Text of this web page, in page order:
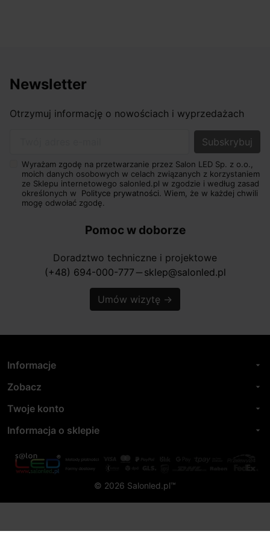
Newsletter
Otrzymuj informację o nowościach i wyprzedażach
Wyrażam zgodę na przetwarzanie przez Salon LED Sp. z o.o.,
moich danych osobowych w celach związanych z korzystaniem
ze Sklepu internetowego salonled.pl w zgodzie i według zasad
określonych w Polityce prywatności. Wiem, że w każdej chwili
mogę odwołać zgodę.
Pomoc w doborze
Doradztwo techniczne i projektowe
(+48) 694-000-777 horizontal_rule sklep@salonled.pl
Umów wizytę →
Informacje arrow_drop_down
Zobacz arrow_drop_down
Twoje konto arrow_drop_down
Informacja o sklepie arrow_drop_down
© 2026 Salonled.pl™